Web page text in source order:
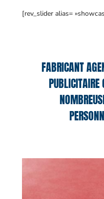
[rev_slider alias=
FABRICANT
PUBLICITAIRE